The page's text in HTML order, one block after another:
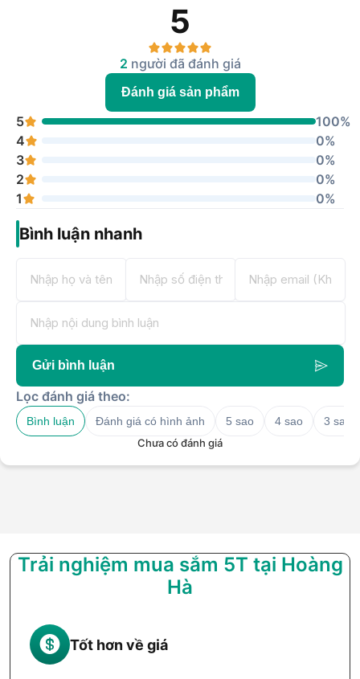
5
2 người đã đánh giá
Đánh giá sản phẩm
5
100%
4
0%
3
0%
2
0%
1
0%
Bình luận nhanh
Gửi bình luận
Lọc đánh giá theo:
Bình luận Đánh giá có hình ảnh 5 sao 4 sao
3 sao
Chưa có đánh giá
Trải nghiệm mua sắm 5T tại Hoàng
Hà
Tốt hơn về giá